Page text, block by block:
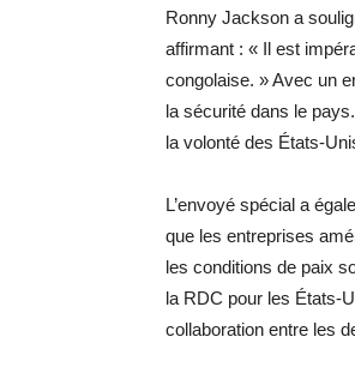
Ronny Jackson a
affirmant : « Il est
congolaise. » Avec un
la sécurité dans le
la volonté des États-
L’envoyé spécial a
que les entreprises
les conditions de paix
la RDC pour les États-
collaboration entre les